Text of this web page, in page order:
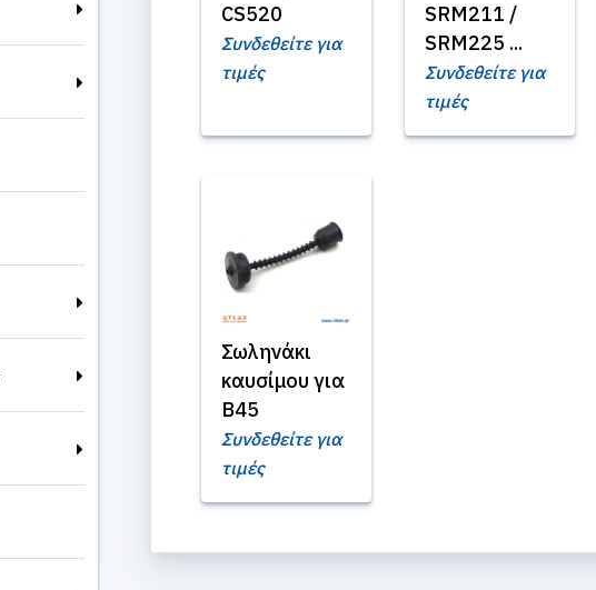
CS520
Συνδεθείτε για
τιμές
SRM211 /
SRM225 ...
Συνδεθείτε για
τιμές
Σωληνάκι
καυσίμου για
B45
Συνδεθείτε για
τιμές